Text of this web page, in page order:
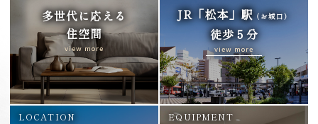
多世代に応える
住空間
view more
JR「松本」駅（お城口）
徒歩５分
view more
LOCATION EQUIPMENT